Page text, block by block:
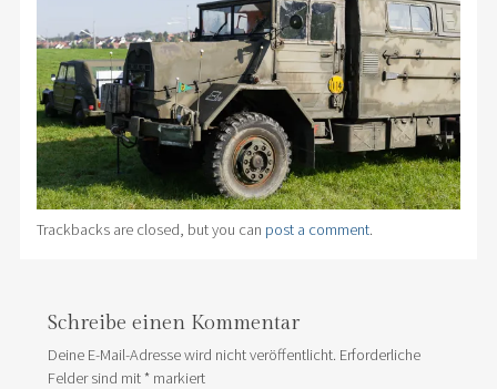
Trackbacks are closed, but you can post a comment.
Schreibe einen Kommentar
Deine E-Mail-Adresse wird nicht veröffentlicht. Erforderliche
Felder sind mit*markiert